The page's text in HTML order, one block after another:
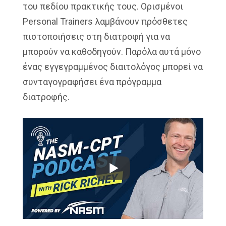
του πεδίου πρακτικής τους. Ορισμένοι
Personal Trainers λαμβάνουν πρόσθετες
πιστοποιήσεις στη διατροφή για να
μπορούν να καθοδηγούν. Παρόλα αυτά μόνο
ένας εγγεγραμμένος διαιτολόγος μπορεί να
συνταγογραφήσει ένα πρόγραμμα
διατροφής.